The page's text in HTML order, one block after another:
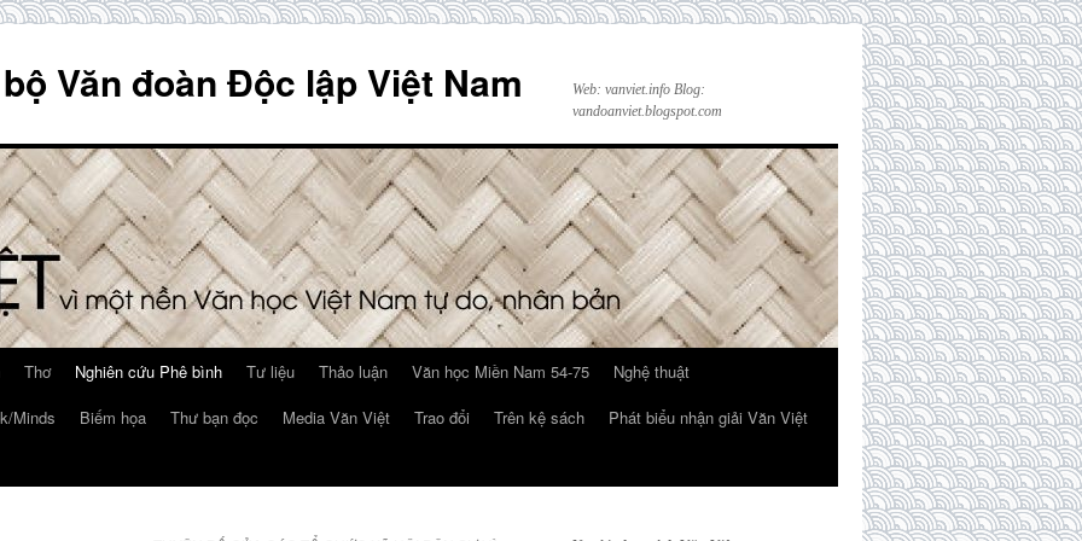
Văn đoàn Độc lập Việt Nam
Web: vanviet.info Blog:
vandoanviet.blogspot.com
Thơ Nghiên cứu Phê bình Tư liệu Thảo luận Văn học Miền Nam 54-75
Nghệ thuật
Minds Biếm họa Thư bạn đọc Media Văn Việt Trao đổi Trên kệ sách
Phát biểu nhận giải Văn Việt